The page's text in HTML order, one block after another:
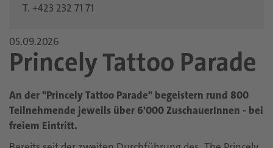
T. +423 232 71 71
05.09.2026
Princely Tattoo Parade
An der "Princely Tattoo Parade" begeistern rund 800
Teilnehmende jeweils über 6'000 ZuschauerInnen - bei
freiem Eintritt.